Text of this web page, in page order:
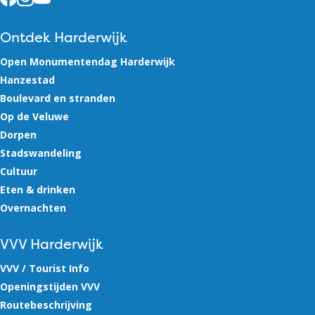
Ontdek Harderwijk
Open Monumentendag Harderwijk
Hanzestad
Boulevard en stranden
Op de Veluwe
Dorpen
Stadswandeling
Cultuur
Eten & drinken
Overnachten
VVV Harderwijk
VVV / Tourist Info
Openingstijden VVV
Routebeschrijving